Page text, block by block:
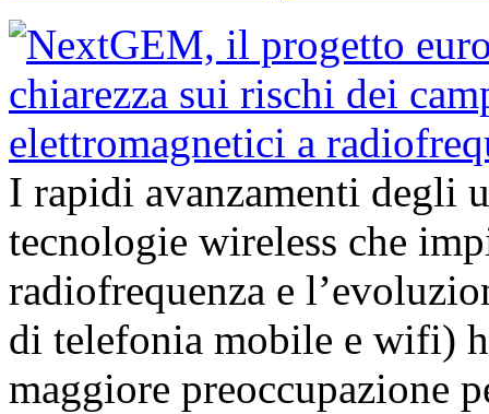
I rapidi avanzamenti degli
tecnologie wireless che
radiofrequenza e
di telefonia mobile e wifi)
maggiore preoccupazione